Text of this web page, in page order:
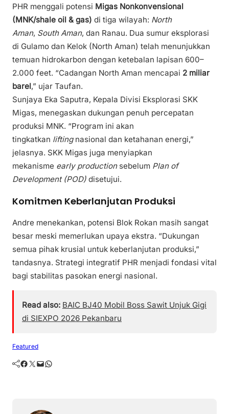
PHR menggali potensi Migas Nonkonvensional
(MNK/shale oil & gas) di tiga wilayah: North
Aman, South Aman, dan Ranau. Dua sumur eksplorasi
di Gulamo dan Kelok (North Aman) telah menunjukkan
temuan hidrokarbon dengan ketebalan lapisan 600–
2.000 feet. “Cadangan North Aman mencapai 2 miliar
barel,” ujar Taufan.
Sunjaya Eka Saputra, Kepala Divisi Eksplorasi SKK
Migas, menegaskan dukungan penuh percepatan
produksi MNK. “Program ini akan
tingkatkan liftingnasional dan ketahanan energi,”
jelasnya. SKK Migas juga menyiapkan
mekanisme early productionsebelum Plan of
Development (POD) disetujui.
Komitmen Keberlanjutan Produksi
Andre menekankan, potensi Blok Rokan masih sangat
besar meski memerlukan upaya ekstra. “Dukungan
semua pihak krusial untuk keberlanjutan produksi,”
tandasnya. Strategi integratif PHR menjadi fondasi vital
bagi stabilitas pasokan energi nasional.
Read also: BAIC BJ40 Mobil Boss Sawit Unjuk Gigi
di SIEXPO 2026 Pekanbaru
Featured
Facebook Twitter Mail WhatsApp